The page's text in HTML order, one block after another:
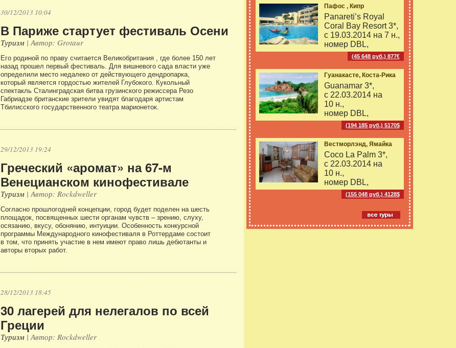
30/12/2013 10:04
В Париже стартует фестиваль Осени
Туризм | Автор: Grotaur
Его родиной по праву считается Великобритания , где более 150 лет
назад прошел первый фестиваль. Для вишневого сада власти уже
определили место недалеко от действующего дендропарка,
который является гордостью жителей Глубокого. Кукольный
спектакль Сталинградская битва грузинского режиссера Резо
Габриадзе британские зрители увидят благодаря артистам
Тбилисского государственного театра марионеток.
29/12/2013 19:24
Греческий «аромат» на 67-м
Венецианском кинофестивале
Туризм | Автор: Rockdweller
Согласно прошлогодней концепции, город будет поделен на шесть
площадок, посвященных шести органам чувств – зрению, слуху,
осязанию, вкусу, обонянию, интуиции. Особенность конкурсной
программы Международного кинофестиваля в Роттердаме состоит
в том, что принять участие в нем имеют право лишь дебютанты и
авторы вторых работ.
28/12/2013 18:45
30 лагерей для нелегалов по всей
Греции
Туризм | Автор: Rockdweller
Пафос , Кипр
Panareti’s Royal
Coral Bay Resort 3*,
с 19.03.2014 на 7 н.,
номер DBL,
(45 648 руб.) 877€
Гуанакасте, Коста-Рика
Guanamar 3*,
с 22.03.2014 на
10 н.,
номер DBL,
(194 185 руб.) 5170$
Вестморлэнд, Ямайка
Coco La Palm 3*,
с 22.03.2014 на
10 н.,
номер DBL,
(155 048 руб.) 4128$